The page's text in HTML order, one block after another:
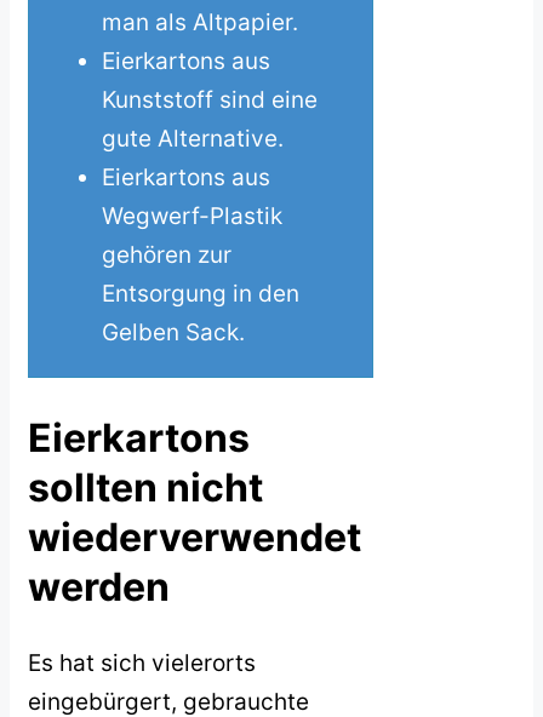
man als Altpapier.
Eierkartons aus
Kunststoff sind eine
gute Alternative.
Eierkartons aus
Wegwerf-Plastik
gehören zur
Entsorgung in den
Gelben Sack.
Eierkartons
sollten nicht
wiederverwendet
werden
Es hat sich vielerorts
eingebürgert, gebrauchte